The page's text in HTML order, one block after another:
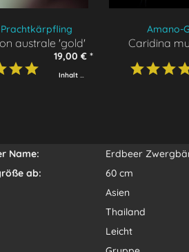
australe 'gold'
19,00 € *
Inhalt
2 Fische (9,50 € * / 1 Fische)
Amano-
Caridina
Name:
Erdbeer
ab:
60 cm
Asien
Thailand
Leicht